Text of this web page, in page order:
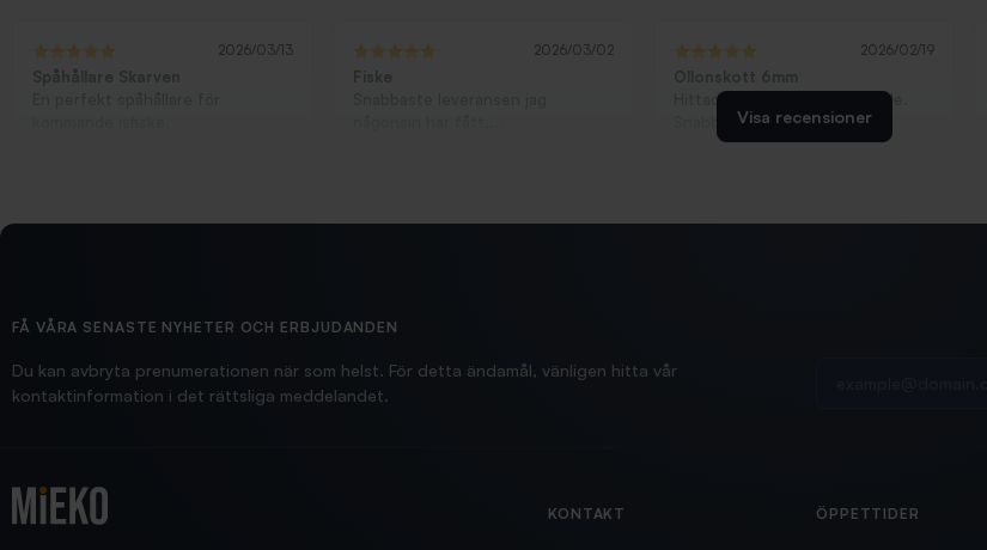
2026/03/13
Spåhållare Skarven
2026/03/02
Fiske
2026/02/19
Ollonskott 6mm
Hittade exakt vad jag behövde.
Snabb och bra...Visa recensioner
FÅ VÅRA SENASTE NYHETER OCH ERBJUDANDEN
Du kan avbryta prenumerationen när som helst. För detta ändamål, vänligen hitta vår
kontaktinformation i det rättsliga meddelandet.
KONTAKT ÖPPETTIDER